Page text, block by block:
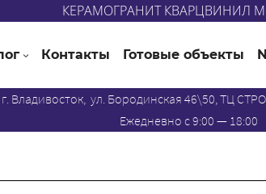
КЕРАМОГРАНИТ КВАРЦВИНИЛ
Контакты Готовые объекты
г. Владивосток, ул. Бородинская 46\50, ТЦ
Ежедневно с 9:00 — 18:00